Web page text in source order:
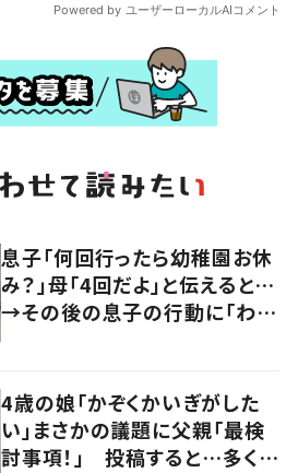
息子「何回行ったら幼稚園お休
み？」母「4回だよ」と伝えると…
→その後の息子の行動に「わか
4歳の娘「かぞくかいぎがした
い」まさかの議題に父親「最検
討事項！」 投稿すると…多くの